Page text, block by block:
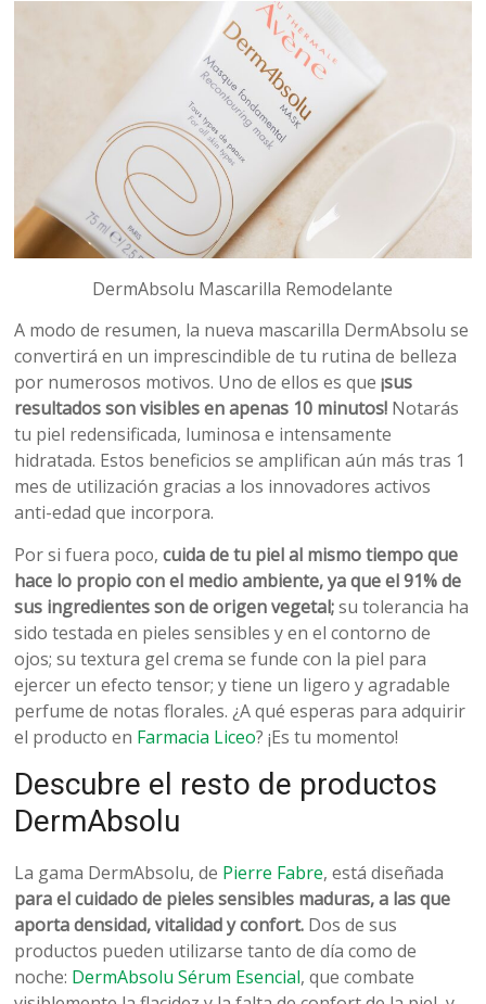
DermAbsolu Mascarilla Remodelante
A modo de resumen, la nueva mascarilla DermAbsolu se
convertirá en un imprescindible de tu rutina de belleza
por numerosos motivos. Uno de ellos es que ¡sus
resultados son visibles en apenas 10 minutos! Notarás
tu piel redensificada, luminosa e intensamente
hidratada. Estos beneficios se amplifican aún más tras 1
mes de utilización gracias a los innovadores activos
anti-edad que incorpora.
Por si fuera poco,cuida de tu piel al mismo tiempo que
hace lo propio con el medio ambiente, ya que el 91% de
sus ingredientes son de origen vegetal;su tolerancia ha
sido testada en pieles sensibles y en el contorno de
ojos; su textura gel crema se funde con la piel para
ejercer un efecto tensor; y tiene un ligero y agradable
perfume de notas florales. ¿A qué esperas para adquirir
el producto en Farmacia Liceo? ¡Es tu momento!
Descubre el resto de productos
DermAbsolu
La gama DermAbsolu, de Pierre Fabre, está diseñada
para el cuidado de pieles sensibles maduras, a las que
aporta densidad, vitalidad y confort. Dos de sus
productos pueden utilizarse tanto de día como de
noche: DermAbsolu Sérum Esencial, que combate